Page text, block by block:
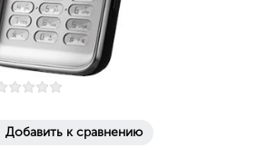
Добавить к сравнению